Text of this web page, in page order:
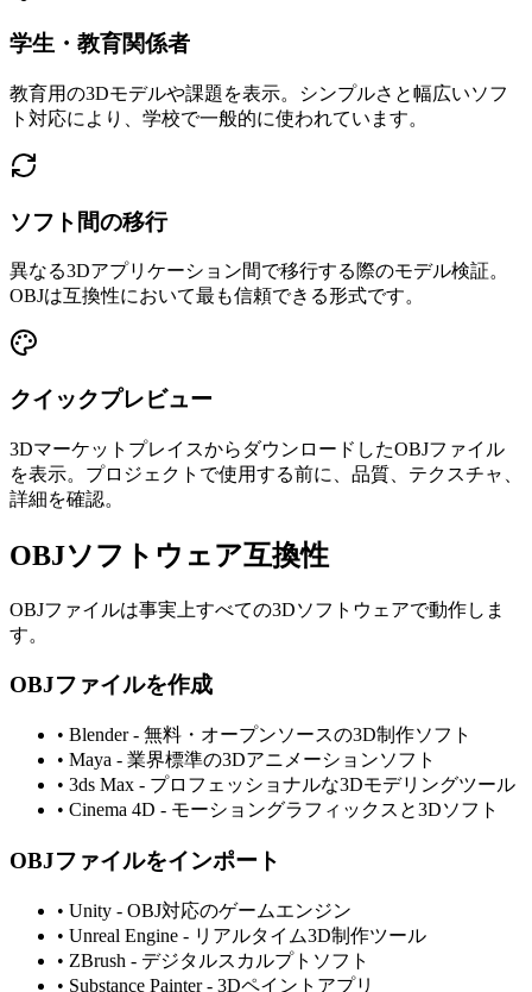
学生・教育関係者
教育用の3Dモデルや課題を表示。シンプルさと幅広いソフ
ト対応により、学校で一般的に使われています。
ソフト間の移行
異なる3Dアプリケーション間で移行する際のモデル検証。
OBJは互換性において最も信頼できる形式です。
クイックプレビュー
3DマーケットプレイスからダウンロードしたOBJファイル
を表示。プロジェクトで使用する前に、品質、テクスチャ、
詳細を確認。
OBJソフトウェア互換性
OBJファイルは事実上すべての3Dソフトウェアで動作しま
す。
OBJファイルを作成
• Blender - 無料・オープンソースの3D制作ソフト
• Maya - 業界標準の3Dアニメーションソフト
• 3ds Max - プロフェッショナルな3Dモデリングツール
• Cinema 4D - モーショングラフィックスと3Dソフト
OBJファイルをインポート
• Unity - OBJ対応のゲームエンジン
• Unreal Engine - リアルタイム3D制作ツール
• ZBrush - デジタルスカルプトソフト
• Substance Painter - 3Dペイントアプリ